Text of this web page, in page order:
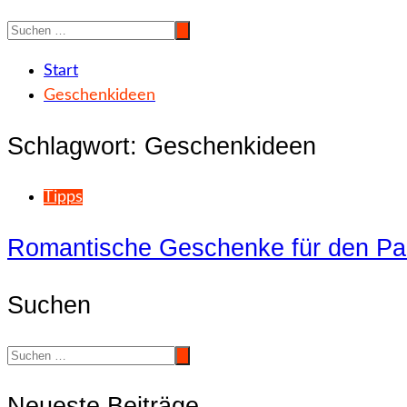
Start
Geschenkideen
Schlagwort: Geschenkideen
Tipps
Romantische Geschenke für den
Suchen